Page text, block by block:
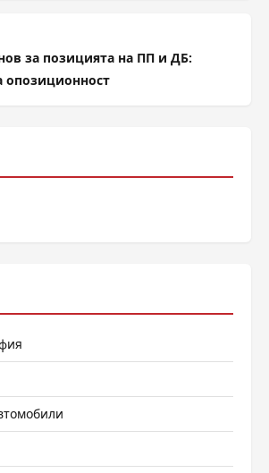
за позицията на ПП и ДБ:
опозиционност